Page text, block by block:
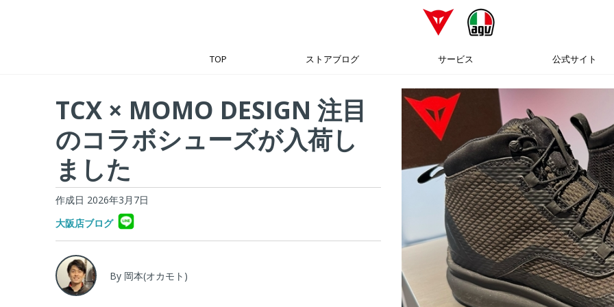
TOP ストアブログ サービス 公式サイト
TCX × MOMO DESIGN 注目
のコラボシューズが入荷し
ました
作成日 2026年3月7日
大阪店ブログ
By 岡本(オカモト)